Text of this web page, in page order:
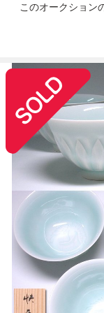
このオークション